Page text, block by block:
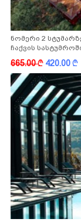
ნომერი 2
ჩაქვის
665.00k 420.00k